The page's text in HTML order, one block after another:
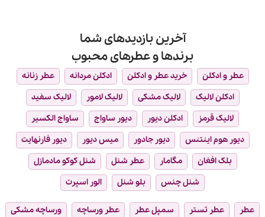
آخرین بازدیدهای شما
برندها و عطرهای محبوب
عطر و ادکلن خرید عطر و ادکلن ادکلن مردانه
عطر زنانه
ادکلن لالیک
لالیک مشکی لالیک لامور
لالیک سفید
لالیک قرمز
ادکلن دیور دیور ساواج
ساواج الکسیر
دیور هوم اینتنس
دیور جادور میس دیور
دیور فارنهایت
بلک افغان
مگامار عطر شنل
شنل کوکو مادمازل
شنل چنس
بلو شنل الور اسپرت
عطر عطر تستر سمپل عطر عطر ورساچه
ورساچه مشکی